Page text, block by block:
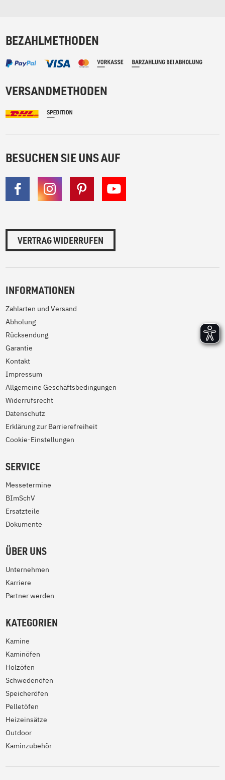
BEZAHLMETHODEN
VERSANDMETHODEN
BESUCHEN SIE UNS AUF
VERTRAG WIDERRUFEN
INFORMATIONEN
Zahlarten und Versand
Abholung
Rücksendung
Garantie
Kontakt
Impressum
Allgemeine Geschäftsbedingungen
Widerrufsrecht
Datenschutz
Erklärung zur Barrierefreiheit
Cookie-Einstellungen
SERVICE
Messetermine
BImSchV
Ersatzteile
Dokumente
ÜBER UNS
Unternehmen
Karriere
Partner werden
KATEGORIEN
Kamine
Kaminöfen
Holzöfen
Schwedenöfen
Speicheröfen
Pelletöfen
Heizeinsätze
Outdoor
Kaminzubehör